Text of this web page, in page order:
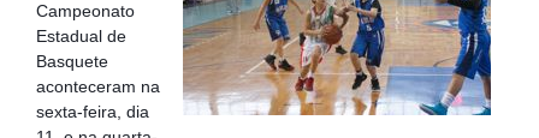
Campeonato
Estadual de
Basquete
aconteceram na
sexta-feira, dia